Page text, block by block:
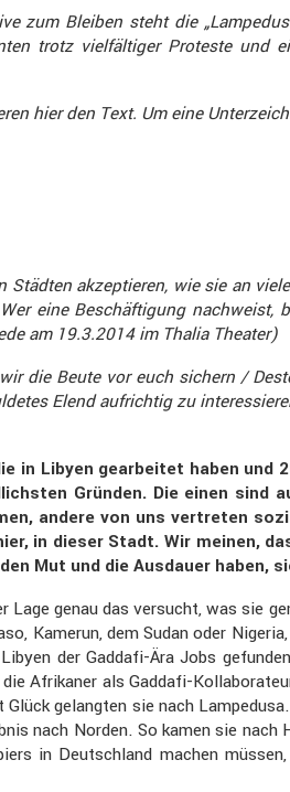
zum Bleiben steht die
trotz vielfäl­tiger Proteste und
hier den Text. Um eine
akzep­tieren, wie sie an
eine Beschäf­ti­gung nachweist,
am 19.3.2014 im Thalia Theater)
die Beute vor euch sichern /
Elend aufrichtig zu
in Libyen gearbeitet haben und
Gründen. Die einen sind
andere von uns vertreten
in dieser Stadt. Wir meinen,
Mut und die Ausdauer haben,
genau das versucht, was sie
Kamerun, dem Sudan oder
der Gaddafi-Ära Jobs
Afrikaner als Gaddafi-
gelangten sie nach
nach Norden. So kamen sie nach
in Deutsch­land machen